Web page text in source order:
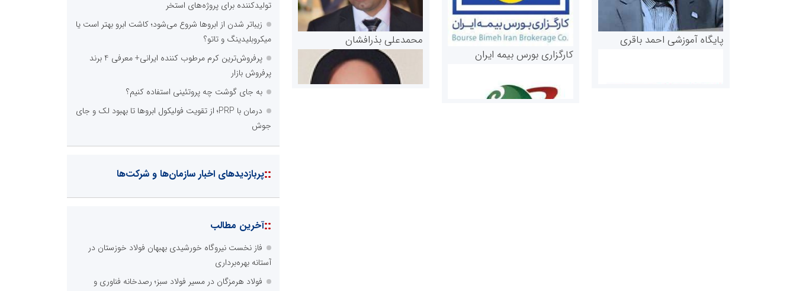
پایگاه آموزشی احمد باقری
کارگزاری بورس بیمه ایران
محمدعلی بذرافشان
تولیدکننده برای پروژه‌های استخر
زیباتر شدن از ابروها شروع می‌شود؛ کاشت ابرو بهتر است یا
میکروبلیدینگ و تاتو؟
پرفروش‌ترین کرم مرطوب کننده ایرانی+ معرفی 4 برند
پرفروش بازار
به جای گوشت چه پروتئینی استفاده کنیم؟
درمان با PRP؛ از تقویت فولیکول ابروها تا بهبود لک و جای
جوش
::پربازدیدهای اخبار سازمان‌ها و شرکت‌ها
::آخرین مطالب
فاز نخست نیروگاه خورشیدی بهبهان فولاد خوزستان در
آستانه بهره‌برداری
فولاد هرمزگان در مسیر فولاد سبز؛ رصدخانه فناوری و